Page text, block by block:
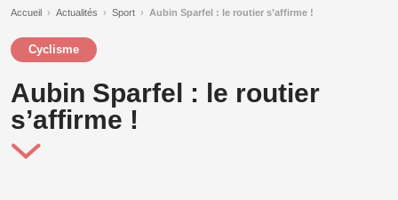
Accueil › Actualités › Sport › Aubin Sparfel : le routier s’affirme !
Cyclisme
Aubin Sparfel : le routier
s’affirme !